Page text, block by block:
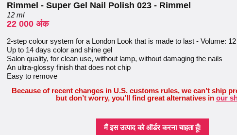
Rimmel - Super Gel Nail Polish 023 - Rimmel
12 ml
22 000 अंक
2-step colour system for a London Look that is made to last - Volume:
Up to 14 days color and shine gel
Salon quality, for clean use, without lamp, without damaging the nails
An ultra-glossy finish that does not chip
Easy to remove
Because of recent changes in U.S. customs rules, we can’t ship
but don’t worry, you’ll find great alternatives in our
मैं इस उत्पाद को ऑर्डर करना चाहता हूँ!